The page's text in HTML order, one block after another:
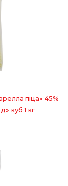
піца» 45%
куб 1 кг